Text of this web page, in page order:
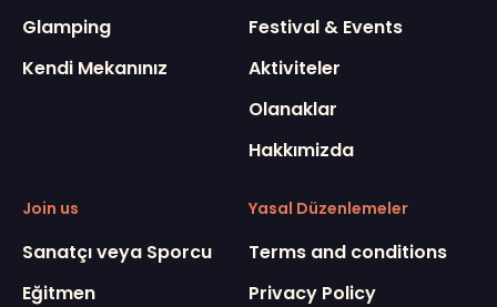
Glamping
Kendi Mekanınız
Festival & Events
Aktiviteler
Olanaklar
Hakkımizda
Join us
Sanatçı veya Sporcu
Eğitmen
Yasal Düzenlemeler
Terms and conditions
Privacy Policy